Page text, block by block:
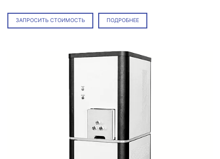
ЗАПРОСИТЬ СТОИМОСТЬ ПОДРОБНЕЕ